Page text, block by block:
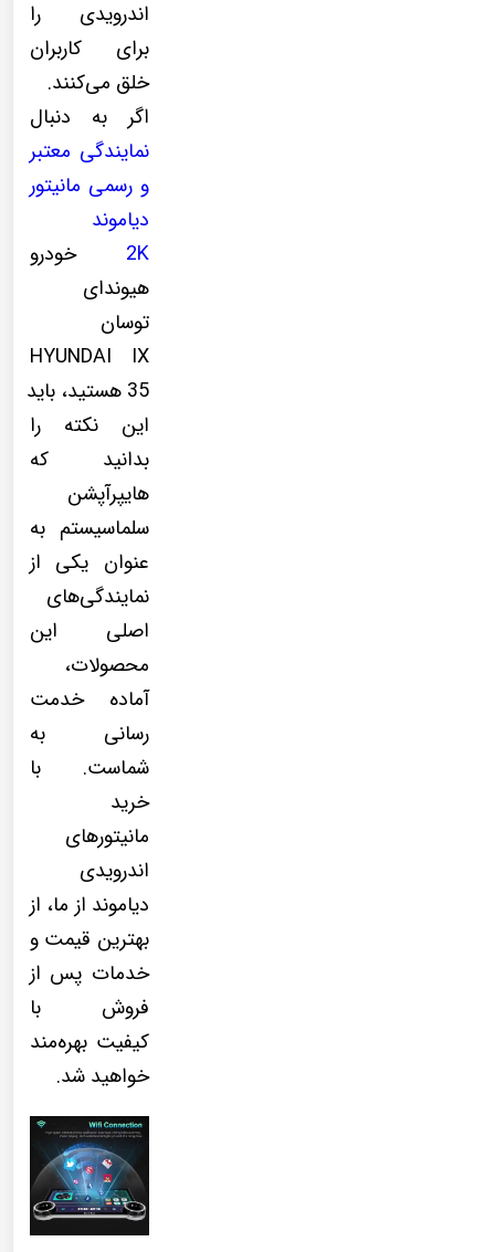
اندرویدی را
برای کاربران
خلق می‌کنند.
اگر به دنبال
نمایندگی معتبر
و رسمی مانیتور
دیاموند
2K خودرو
هیوندای
توسان
HYUNDAI IX
35 هستید، باید
این نکته را
بدانید که
هایپرآپشن
سلماسیستم به
عنوان یکی از
نمایندگی‌های
اصلی این
محصولات،
آماده خدمت
رسانی به
شماست. با
خرید
مانیتورهای
اندرویدی
دیاموند از ما، از
بهترین قیمت و
خدمات پس از
فروش با
کیفیت بهره‌مند
خواهید شد.